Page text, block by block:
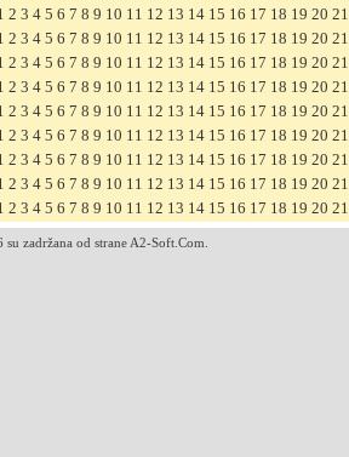
2 3 4 5 6 7 8 9 10 11 12 13 14 15 16 17 18 19 20 21
2 3 4 5 6 7 8 9 10 11 12 13 14 15 16 17 18 19 20 21
2 3 4 5 6 7 8 9 10 11 12 13 14 15 16 17 18 19 20 21
2 3 4 5 6 7 8 9 10 11 12 13 14 15 16 17 18 19 20 21
2 3 4 5 6 7 8 9 10 11 12 13 14 15 16 17 18 19 20 21
2 3 4 5 6 7 8 9 10 11 12 13 14 15 16 17 18 19 20 21
2 3 4 5 6 7 8 9 10 11 12 13 14 15 16 17 18 19 20 21
2 3 4 5 6 7 8 9 10 11 12 13 14 15 16 17 18 19 20 21
2 3 4 5 6 7 8 9 10 11 12 13 14 15 16 17 18 19 20 21
zadržana od strane A2-Soft.Com.